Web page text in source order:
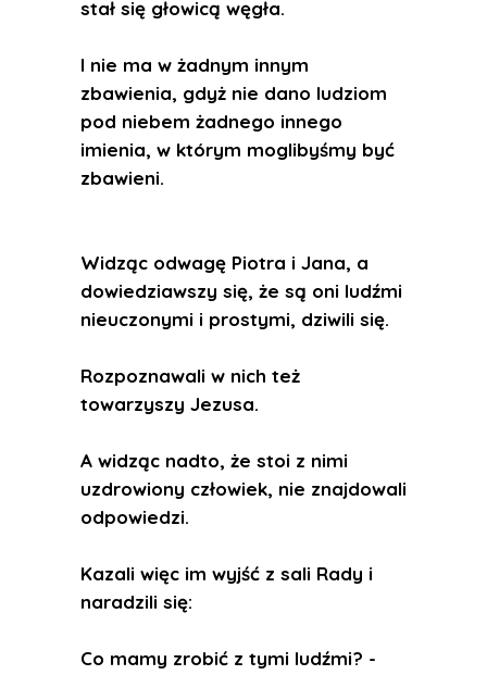
stał się głowicą węgła.
I nie ma w żadnym innym
zbawienia, gdyż nie dano ludziom
pod niebem żadnego innego
imienia, w którym moglibyśmy być
zbawieni.
Widząc odwagę Piotra i Jana, a
dowiedziawszy się, że są oni ludźmi
nieuczonymi i prostymi, dziwili się.
Rozpoznawali w nich też
towarzyszy Jezusa.
A widząc nadto, że stoi z nimi
uzdrowiony człowiek, nie znajdowali
odpowiedzi.
Kazali więc im wyjść z sali Rady i
naradzili się:
Co mamy zrobić z tymi ludźmi? -